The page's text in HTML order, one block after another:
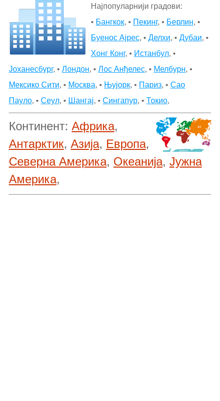
Најпопуларнији градови:
• Бангкок, • Пекинг, • Берлин, •
Буенос Ајрес, • Делхи, • Дубаи, •
Хонг Конг, • Истанбул, •
Јоханесбург, • Лондон, • Лос Анђелес, • Мелбурн, •
Мексико Сити, • Москва, • Њујорк, • Париз, • Сао
Пауло, • Сеул, • Шангај, • Сингапур, • Токио,
Континент: Африка,
Антарктик, Азија, Европа,
Северна Америка, Океанија, Јужна
Америка,